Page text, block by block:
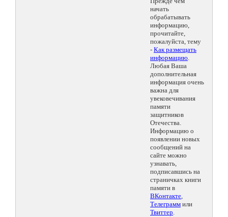
начать
обрабатывать
информацию,
прочитайте,
пожалуйста, тему
- Как размещать
информацию.
Любая Ваша
дополнительная
информация очень
важна для
увековечивания
памяти
защитников
Отечества.
Информацию о
появлении новых
сообщений на
сайте можно
узнавать,
подписавшись на
страничках книги
памяти в
ВКонтакте,
Телеграмм или
Твиттер.